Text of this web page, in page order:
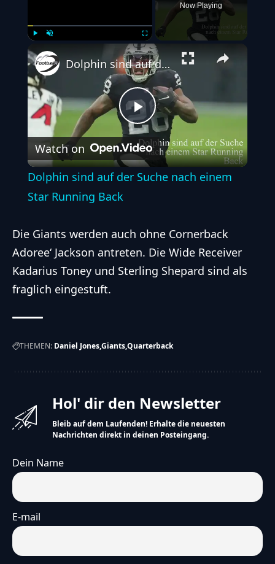
Fullscreen
Now Playing
Play
Video
Dolphin sind auf der Suche nach einem Star Running Back
Watch on
Dolphin sind auf der Suche nach einem
Star Running Back
Die Giants werden auch ohne Cornerback
Adoree‘ Jackson antreten. Die Wide Receiver
Kadarius Toney und Sterling Shepard sind als
fraglich eingestuft.
THEMEN: Daniel JonesGiantsQuarterback
Hol' dir den Newsletter
Bleib auf dem Laufenden! Erhalte die neuesten
Nachrichten direkt in deinen Posteingang.
Dein Name
E-mail